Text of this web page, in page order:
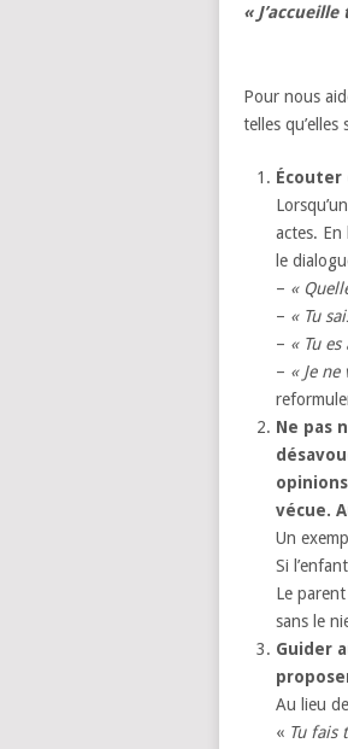
«
Pour nous
telles
Écouter
actes. En
le
– «
– « Tu
– « Tu es
– « Je
Ne pas
vécue.
Un
Si
Le
sans le
Guider
Au lieu
« Tu fais